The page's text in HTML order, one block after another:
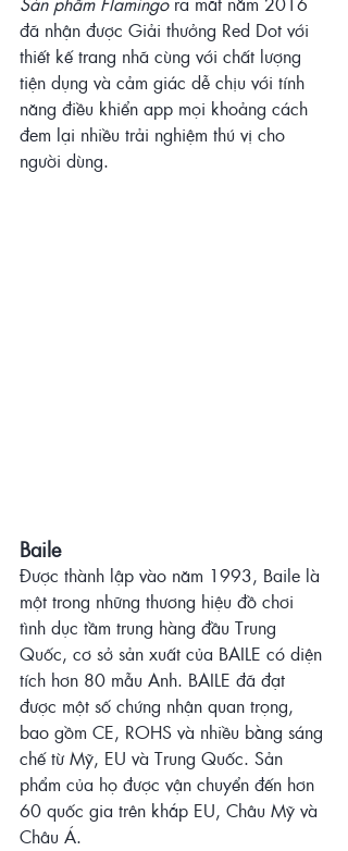
đã nhận được Giải thưởng Red Dot với
thiết kế trang nhã cùng với chất lượng
tiện dụng và cảm giác dễ chịu với tính
năng điều khiển app mọi khoảng cách
đem lại nhiều trải nghiệm thú vị cho
người dùng.
Baile
Được thành lập vào năm 1993, Baile là
một trong những thương hiệu đồ chơi
tình dục tầm trung hàng đầu Trung
Quốc, cơ sở sản xuất của BAILE có diện
tích hơn 80 mẫu Anh. BAILE đã đạt
được một số chứng nhận quan trọng,
bao gồm CE, ROHS và nhiều bằng sáng
chế từ Mỹ, EU và Trung Quốc. Sản
phẩm của họ được vận chuyển đến hơn
60 quốc gia trên khắp EU, Châu Mỹ và
Châu Á.